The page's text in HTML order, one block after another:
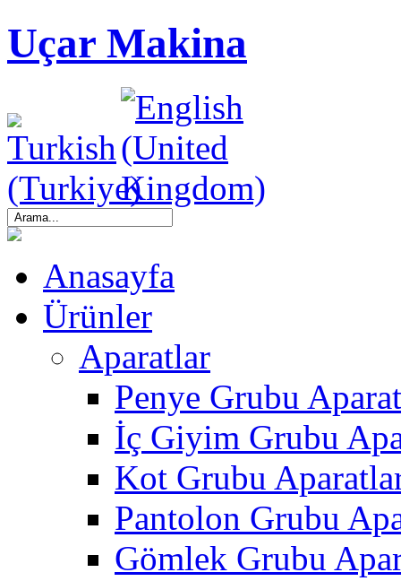
Uçar Makina
Anasayfa
Ürünler
Aparatlar
Penye Grubu
İç Giyim Grubu
Kot Grubu
Pantolon Grubu
Gömlek Grubu